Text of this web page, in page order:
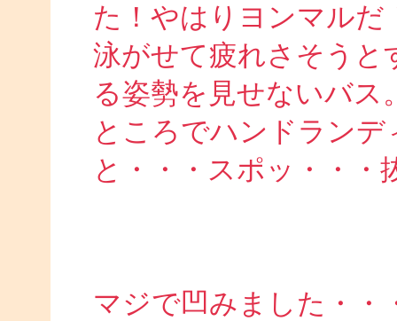
た！やはりヨンマルだ
泳がせて疲れさそうと
る姿勢を見せないバ
ところでハンドラン
と・・・スポッ・・・
マジで凹みました・・